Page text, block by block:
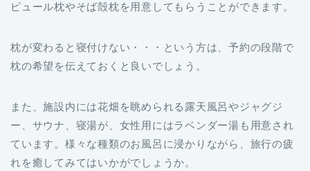
ピュール枕やそば殻枕を用意してもらうことができます。
枕が変わると寝付けない・・・という方は、予約の段階で
枕の希望を伝えておくと良いでしょう。
また、施設内には花畑を眺められる露天風呂やジャグジ
ー、サウナ、寝湯が、女性用にはラベンダー湯も用意され
ています。様々な種類のお風呂に浸かりながら、旅行の疲
れを癒してみてはいかがでしょうか。